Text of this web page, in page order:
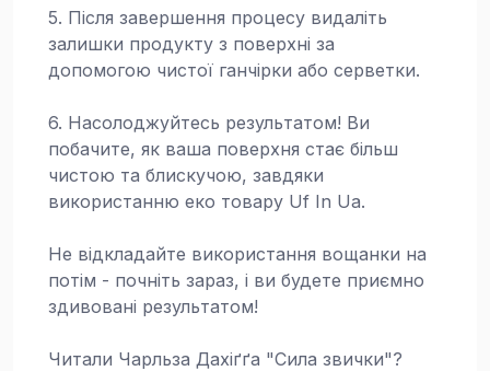
5. Після завершення процесу видаліть
залишки продукту з поверхні за
допомогою чистої ганчірки або серветки.
6. Насолоджуйтесь результатом! Ви
побачите, як ваша поверхня стає більш
чистою та блискучою, завдяки
використанню еко товару Uf In Ua.
Не відкладайте використання вощанки на
потім - почніть зараз, і ви будете приємно
здивовані результатом!
Читали Чарльза Дахіґґа "Сила звички"?